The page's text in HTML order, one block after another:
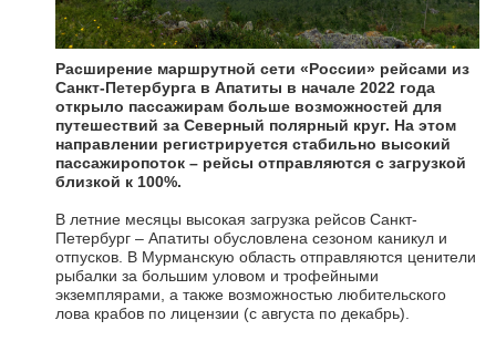
Расширение маршрутной сети «России» рейсами из
Санкт-Петербурга в Апатиты в начале 2022 года
открыло пассажирам больше возможностей для
путешествий за Северный полярный круг. На этом
направлении регистрируется стабильно высокий
пассажиропоток – рейсы отправляются с загрузкой
близкой к 100%.
В летние месяцы высокая загрузка рейсов Санкт-
Петербург – Апатиты обусловлена сезоном каникул и
отпусков. В Мурманскую область отправляются ценители
рыбалки за большим уловом и трофейными
экземплярами, а также возможностью любительского
лова крабов по лицензии (с августа по декабрь).